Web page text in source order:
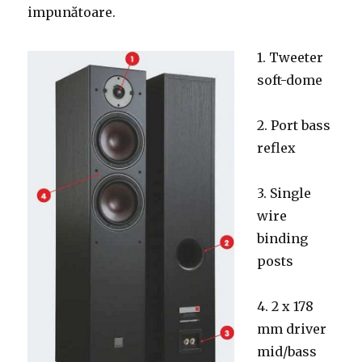
impunătoare.
1. Tweeter
soft-dome
2. Port bass
reflex
3. Single
wire
binding
posts
4. 2 x 178
mm driver
mid/bass